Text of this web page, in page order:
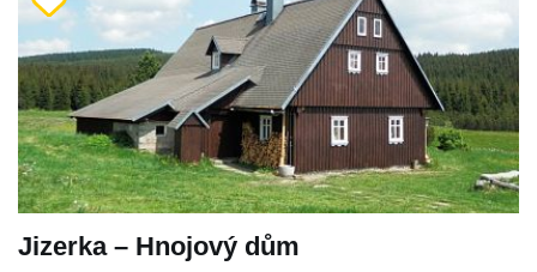
Jizerka – Hnojový dům